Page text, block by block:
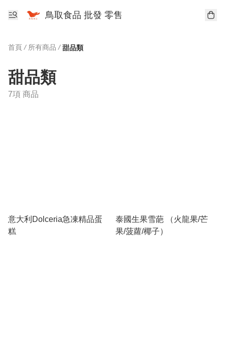
鳥取食品 批發 零售
首頁 / 所有商品 / 甜品類
甜品類
7項 商品
意大利Dolceria急凍精品蛋
糕
泰國生果雪葩 （火龍果/芒
果/菠蘿/椰子）